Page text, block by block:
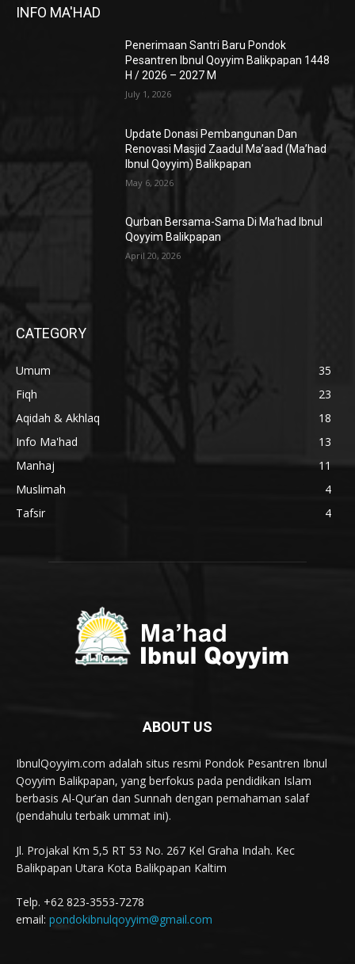
INFO MA'HAD
Penerimaan Santri Baru Pondok
Pesantren Ibnul Qoyyim Balikpapan 1448
H / 2026 – 2027 M
July 1, 2026
Update Donasi Pembangunan Dan
Renovasi Masjid Zaadul Ma’aad (Ma’had
Ibnul Qoyyim) Balikpapan
May 6, 2026
Qurban Bersama-Sama Di Ma’had Ibnul
Qoyyim Balikpapan
April 20, 2026
CATEGORY
Umum
35
Fiqh
23
Aqidah & Akhlaq
18
Info Ma'had
13
Manhaj
11
Muslimah
4
Tafsir
4
ABOUT US
IbnulQoyyim.com adalah situs resmi Pondok Pesantren Ibnul
Qoyyim Balikpapan, yang berfokus pada pendidikan Islam
berbasis Al-Qur’an dan Sunnah dengan pemahaman salaf
(pendahulu terbaik ummat ini).
Jl. Projakal Km 5,5 RT 53 No. 267 Kel Graha Indah. Kec
Balikpapan Utara Kota Balikpapan Kaltim
Telp. +62 823-3553-7278
email: pondokibnulqoyyim@gmail.com